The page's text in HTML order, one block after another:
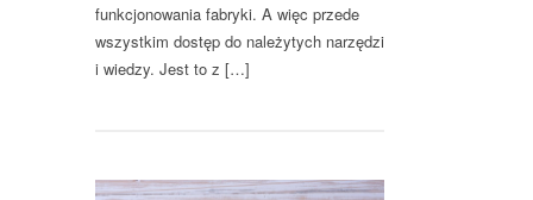
funkcjonowania fabryki. A więc przede
wszystkim dostęp do należytych narzędzi
i wiedzy. Jest to z […]